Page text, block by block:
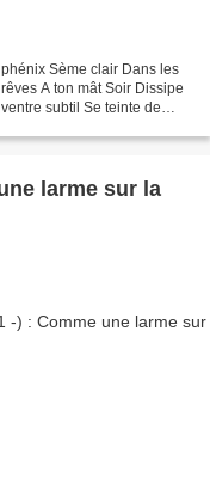
Sème clair Dans les
A ton mât Soir Dissipe
subtil Se teinte de
larme sur la